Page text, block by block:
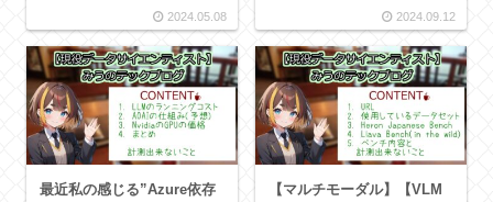
2024.05.08 2024.09.12
最近私の感じる”Azure依存
【マルチモーダル】【VLM